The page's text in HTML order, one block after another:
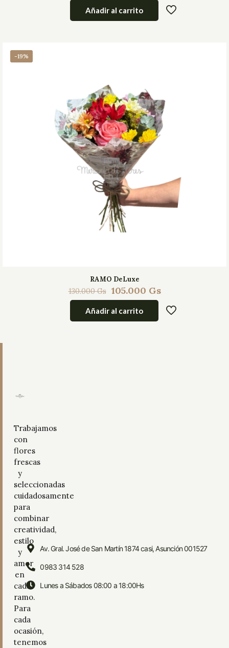
Añadir al carrito
-19%
RAMO DeLuxe
130.000Gs 105.000 Gs
Añadir al carrito
Trabajamos
con
flores
frescas
y
seleccionadas
cuidadosamente
para
combinar
creatividad,
estilo
y
amor
en
cada
ramo.
Para
cada
ocasión,
tenemos
Av. Gral. José de San Martín 1874 casi, Asunción 001527
0983 314 528
Lunes a Sábados 08:00 a 18:00Hs